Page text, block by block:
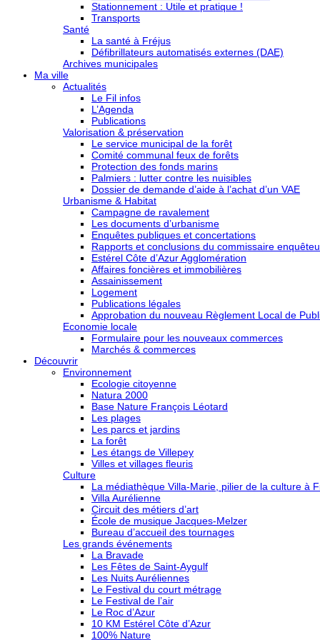
Stationnement : Utile et pratique !
Transports
Santé
La santé à Fréjus
Défibrillateurs automatisés externes (DAE)
Archives municipales
Ma ville
Actualités
Le Fil infos
L’Agenda
Publications
Valorisation & préservation
Le service municipal de la forêt
Comité communal feux de forêts
Protection des fonds marins
Palmiers : lutter contre les nuisibles
Dossier de demande d’aide à l’achat d’un VAE
Urbanisme & Habitat
Campagne de ravalement
Les documents d’urbanisme
Enquêtes publiques et concertations
Rapports et conclusions du commissaire
Estérel Côte d’Azur Agglomération
Affaires foncières et immobilières
Assainissement
Logement
Publications légales
Approbation du nouveau Règlement Local de
Economie locale
Formulaire pour les nouveaux commerces
Marchés & commerces
Découvrir
Environnement
Ecologie citoyenne
Natura 2000
Base Nature François Léotard
Les plages
Les parcs et jardins
La forêt
Les étangs de Villepey
Villes et villages fleuris
Culture
La médiathèque Villa-Marie, pilier de la culture à
Villa Aurélienne
Circuit des métiers d’art
École de musique Jacques-Melzer
Bureau d’accueil des tournages
Les grands événements
La Bravade
Les Fêtes de Saint-Aygulf
Les Nuits Auréliennes
Le Festival du court métrage
Le Festival de l’air
Le Roc d’Azur
10 KM Estérel Côte d’Azur
100% Nature